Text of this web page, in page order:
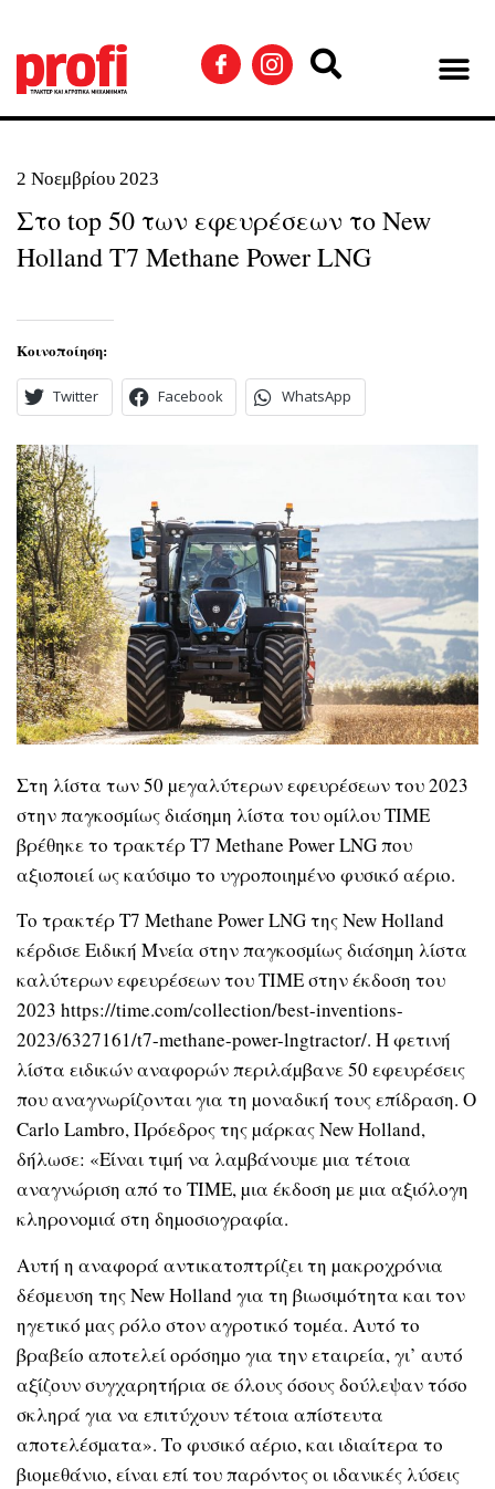
2 Νοεμβρίου 2023
Στο top 50 των εφευρέσεων το New
Holland T7 Methane Power LNG
Κοινοποίηση:
Twitter Facebook WhatsApp
Στη λίστα των 50 µεγαλύτερων εφευρέσεων του 2023
στην παγκοσµίως διάσηµη λίστα του οµίλου TIME
βρέθηκε το τρακτέρ T7 Methane Power LNG που
αξιοποιεί ως καύσιµο το υγροποιηµένο φυσικό αέριο.
Tο τρακτέρ T7 Methane Power LNG της New Holland
κέρδισε Ειδική Μνεία στην παγκοσµίως διάσηµη λίστα
καλύτερων εφευρέσεων του TIME στην έκδοση του
2023 https://time.com/collection/best-inventions-
2023/6327161/t7-methane-power-lngtractor/. Η φετινή
λίστα ειδικών αναφορών περιλάµβανε 50 εφευρέσεις
που αναγνωρίζονται για τη µοναδική τους επίδραση. Ο
Carlo Lambro, Πρόεδρος της µάρκας New Holland,
δήλωσε: «Είναι τιµή να λαµβάνουµε µια τέτοια
αναγνώριση από το TIME, µια έκδοση µε µια αξιόλογη
κληρονοµιά στη δηµοσιογραφία.
Αυτή η αναφορά αντικατοπτρίζει τη µακροχρόνια
δέσµευση της New Holland για τη βιωσιµότητα και τον
ηγετικό µας ρόλο στον αγροτικό τοµέα. Αυτό το
βραβείο αποτελεί ορόσηµο για την εταιρεία, γι’ αυτό
αξίζουν συγχαρητήρια σε όλους όσους δούλεψαν τόσο
σκληρά για να επιτύχουν τέτοια απίστευτα
αποτελέσµατα». Το φυσικό αέριο, και ιδιαίτερα το
βιοµεθάνιο, είναι επί του παρόντος οι ιδανικές λύσεις